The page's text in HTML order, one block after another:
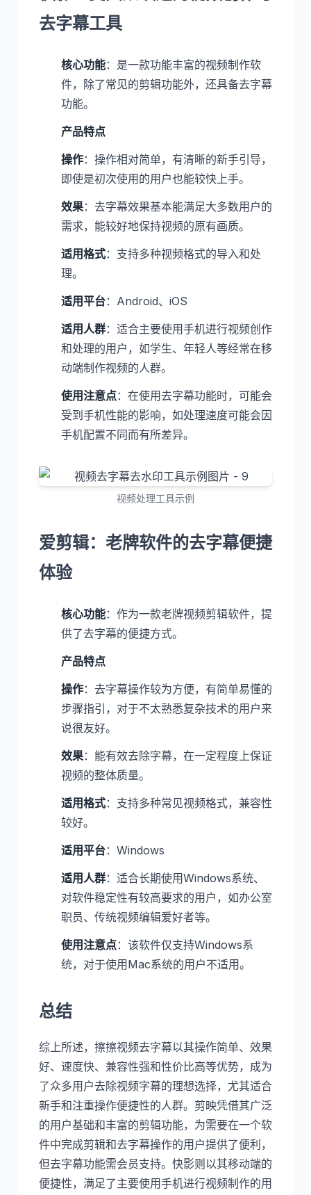
去字幕工具
核心功能：是一款功能丰富的视频制作软
件，除了常见的剪辑功能外，还具备去字幕
功能。
产品特点
操作：操作相对简单，有清晰的新手引导，
即使是初次使用的用户也能较快上手。
效果：去字幕效果基本能满足大多数用户的
需求，能较好地保持视频的原有画质。
适用格式：支持多种视频格式的导入和处
理。
适用平台：Android、iOS
适用人群：适合主要使用手机进行视频创作
和处理的用户，如学生、年轻人等经常在移
动端制作视频的人群。
使用注意点：在使用去字幕功能时，可能会
受到手机性能的影响，如处理速度可能会因
手机配置不同而有所差异。
视频处理工具示例
爱剪辑：老牌软件的去字幕便捷
体验
核心功能：作为一款老牌视频剪辑软件，提
供了去字幕的便捷方式。
产品特点
操作：去字幕操作较为方便，有简单易懂的
步骤指引，对于不太熟悉复杂技术的用户来
说很友好。
效果：能有效去除字幕，在一定程度上保证
视频的整体质量。
适用格式：支持多种常见视频格式，兼容性
较好。
适用平台：Windows
适用人群：适合长期使用Windows系统、
对软件稳定性有较高要求的用户，如办公室
职员、传统视频编辑爱好者等。
使用注意点：该软件仅支持Windows系
统，对于使用Mac系统的用户不适用。
总结
综上所述，擦擦视频去字幕以其操作简单、效果
好、速度快、兼容性强和性价比高等优势，成为
了众多用户去除视频字幕的理想选择，尤其适合
新手和注重操作便捷性的人群。剪映凭借其广泛
的用户基础和丰富的剪辑功能，为需要在一个软
件中完成剪辑和去字幕操作的用户提供了便利，
但去字幕功能需会员支持。快影则以其移动端的
便捷性，满足了主要使用手机进行视频制作的用